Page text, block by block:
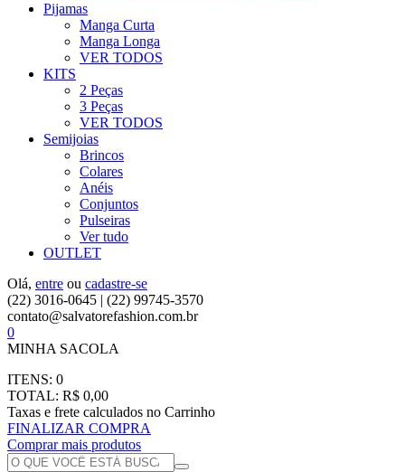
Pijamas
Manga Curta
Manga Longa
VER TODOS
KITS
2 Peças
3 Peças
VER TODOS
Semijoias
Brincos
Colares
Anéis
Conjuntos
Pulseiras
Ver tudo
OUTLET
Olá, entre ou cadastre-se
(22) 3016-0645 | (22) 99745-3570
contato@salvatorefashion.com.br
0
MINHA SACOLA
ITENS: 0
TOTAL: R$ 0,00
Taxas e frete calculados no Carrinho
FINALIZAR COMPRA
Comprar mais produtos